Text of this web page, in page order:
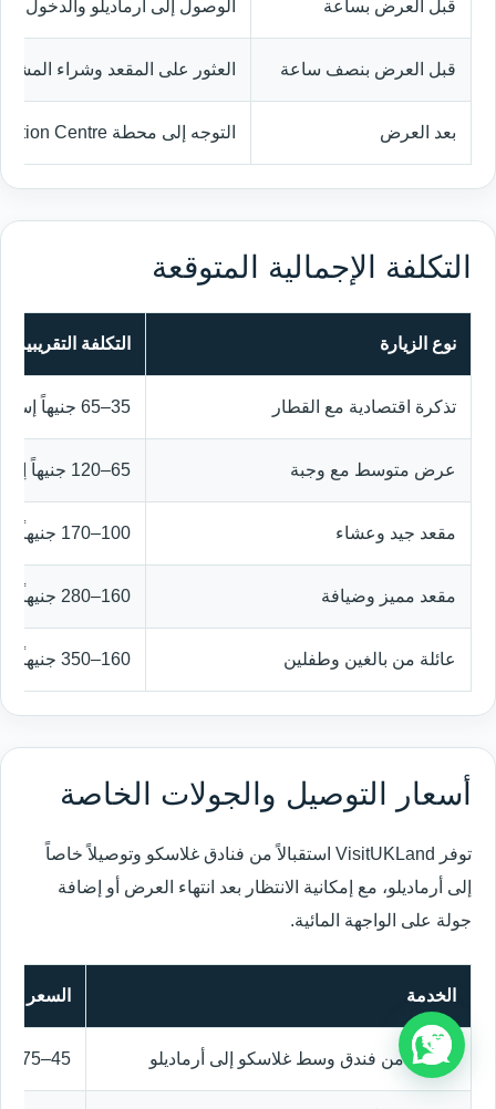
قبل العرض بساعة الوصول إلى أرماديلو والدخول
قبل العرض بنصف ساعة العثور على المقعد وشراء
بعد العرض التوجه إلى محطة Exhibition Centre أو نقطة الالتقاط المحددة
التكلفة الإجمالية المتوقعة
نوع الزيارة التكلفة
تذكرة اقتصادية مع القطار 35–65 جنيهاً إسترلينياً
عرض متوسط مع وجبة 65–120 جنيهاً إسترلينياً
مقعد جيد وعشاء 100–170 جنيهاً إسترلينياً
مقعد مميز وضيافة 160–280 جنيهاً إسترلينياً أو أكثر
عائلة من بالغين وطفلين 160–350 جنيهاً إسترلينياً تقريباً
أسعار التوصيل والجولات الخاصة
توفر VisitUKLand استقبالاً من فنادق غلاسكو وتوصيلاً خاصاً
إلى أرماديلو، مع إمكانية الانتظار بعد انتهاء العرض أو إضافة
جولة على الواجهة المائية.
الخدمة السعر
توصيل من فندق وسط غلاسكو إلى أرماديلو 45–75 جنيهاً إسترلينياً